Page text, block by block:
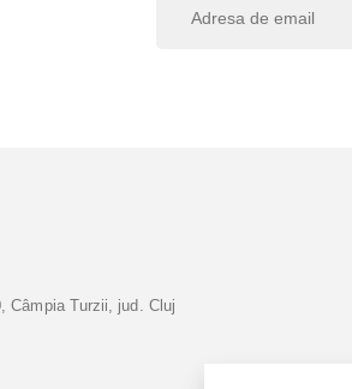
a
Câmpia Turzii, jud. Cluj